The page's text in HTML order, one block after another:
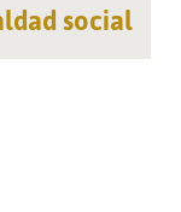
social